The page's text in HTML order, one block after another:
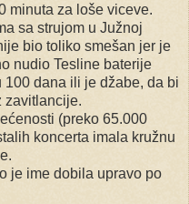
minuta za loše viceve.
sa strujom u Južnoj
bio toliko smešan jer je
nudio Tesline baterije
dana ili je džabe, da bi
zavitlancije.
(preko 65.000
koncerta imala kružnu
je ime dobila upravo po